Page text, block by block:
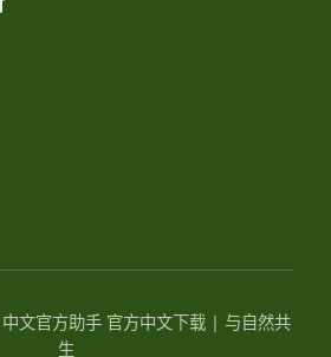
文官方助手 官方中文下载 | 与自然共
生